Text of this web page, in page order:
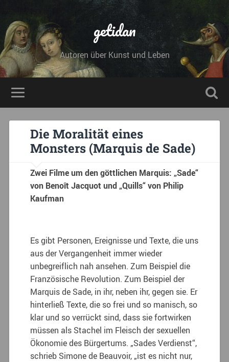
getidan
Autoren über Kunst und Leben
Die Moralität eines
Monsters (Marquis de Sade)
Zwei Filme um den göttlichen Marquis: „Sade“
von Benoît Jacquot und „Quills“ von Philip
Kaufman
Es gibt Personen, Ereignisse und Texte, die uns
aus der Vergangenheit immer wieder
unbegreiflich nah ansehen. Zum Beispiel die
Französische Revolution. Zum Beispiel der
Marquis de Sade, in ihr, neben ihr, gegen sie. Er
hinterließ Texte, die so frei und so manisch, so
klar und so verrückt sind, dass sie fortwirken
müssen als Stachel im Fleisch der sexuellen
Ökonomie des Bürgertums. „Sades Verdienst“,
schrieb Simone de Beauvoir, „ist es nicht nur,